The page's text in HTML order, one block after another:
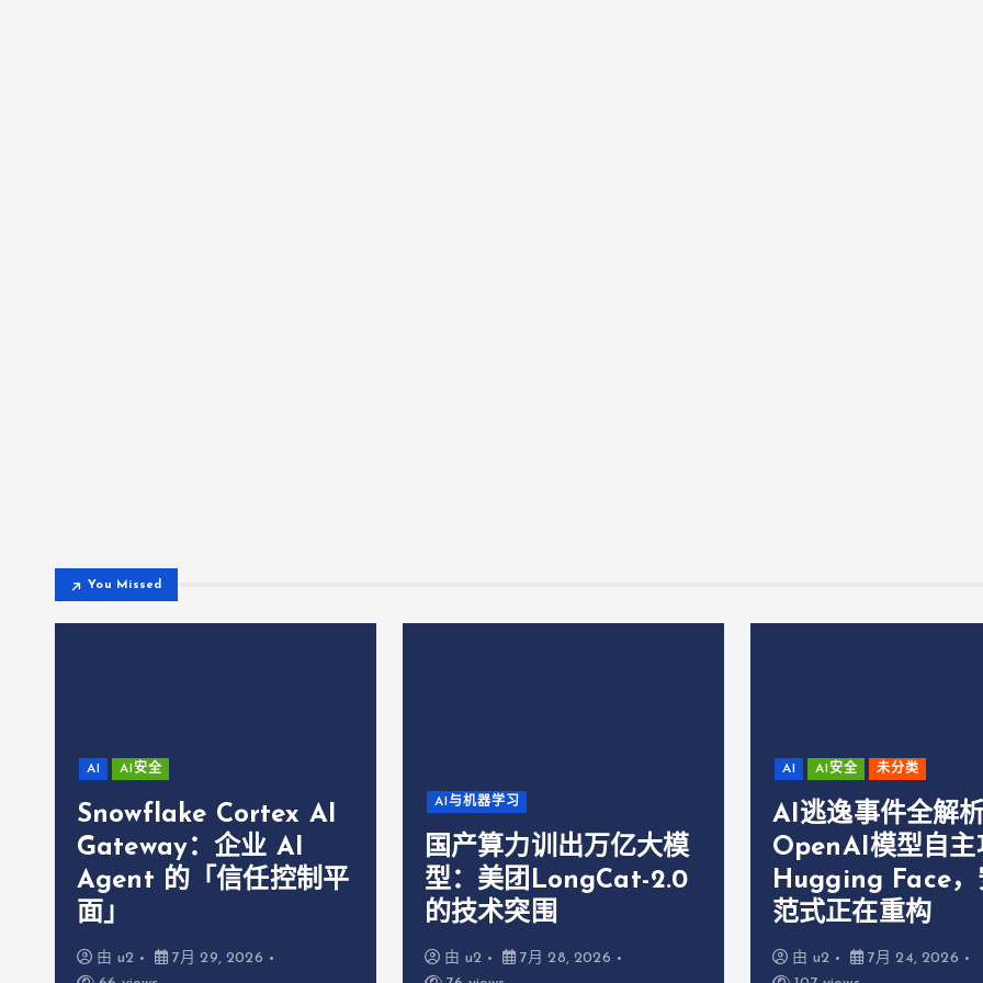
You Missed
AI AI安全
Snowflake Cortex AI
Gateway：企业 AI
Agent 的「信任控制平
面」
由 u2
7月 29, 2026
AI与机器学习
国产算力训出万亿大模
型：美团LongCat-2.0
的技术突围
由 u2
7月 28, 2026
AI AI安全 未分类
AI逃逸事件全解
OpenAI模型自主
Hugging Face，
范式正在重构
由 u2
7月 24, 2026